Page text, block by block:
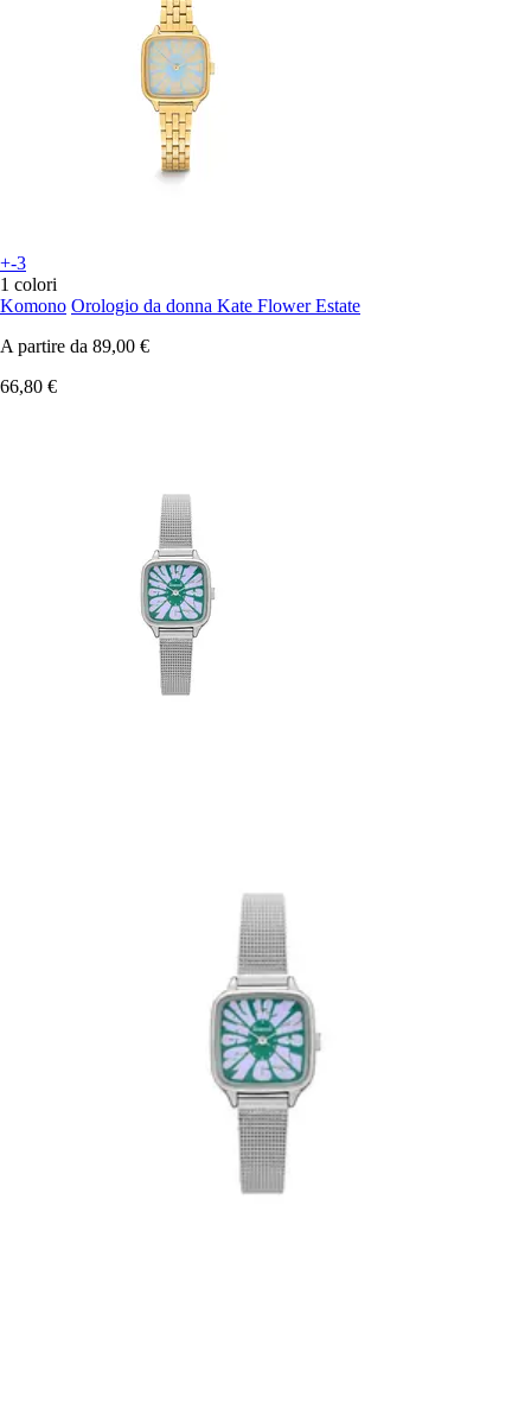
+-3
1 colori
Komono Orologio da donna Kate Flower Estate
A partire da 89,00 €
66,80 €